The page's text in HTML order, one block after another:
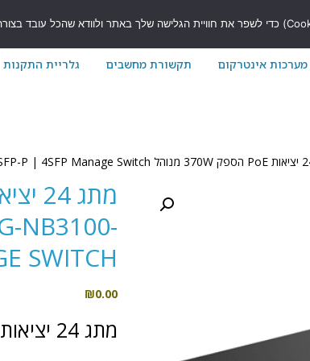
מערכות אינטרקום תקשורת מחשבים גלריית התקנות
NB3100-
SWITCH
₪0.00
מתג 24 יציאות RG-NB3100-24GT4SFP-P